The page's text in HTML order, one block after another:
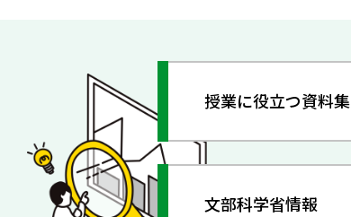
授業に役立つ資料集
文部科学省情報